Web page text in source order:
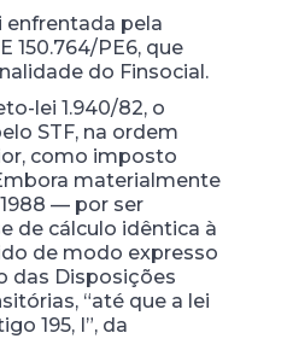
enfrentada pela
150.764/PE6, que
do Finsocial.
lei 1.940/82, o
STF, na ordem
como imposto
materialmente
— por ser
de cálculo idêntica à
de modo expresso
das Disposições
“até que a lei
195, I”, da